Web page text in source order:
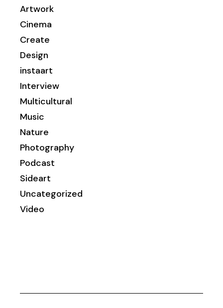
Artwork
Cinema
Create
Design
instaart
Interview
Multicultural
Music
Nature
Photography
Podcast
Sideart
Uncategorized
Video